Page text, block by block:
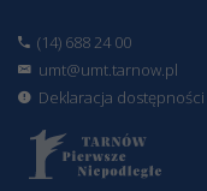
(14) 688 24 00
umt@umt.tarnow.pl
Deklaracja dostępności